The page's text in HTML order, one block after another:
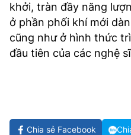
khởi, tràn đầy năng
ở phần phối khí mới
cũng như ở hình thức
đầu tiên của các nghệ
Chia sẻ Facebook